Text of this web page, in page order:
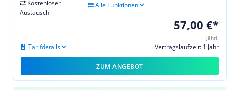
Kostenloser
Austausch
Alle Funktionen
57,00 €*
jährl.
Vertragslaufzeit: 1 Jahr
Tarifdetails
ZUM ANGEBOT